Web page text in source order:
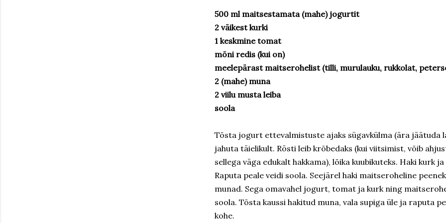
500 ml maitsestamata (mahe) jogurtit
2 väikest kurki
1 keskmine tomat
mõni redis (kui on)
meelepärast maitserohelist (tilli, murulauku, rukkolat,
2 (mahe) muna
2 viilu musta leiba
soola
Tõsta jogurt ettevalmistuste ajaks sügavkülma (ära jäätuda
jahuta täielikult. Rösti leib krõbedaks (kui viitsimist, võib
sellega väga edukalt hakkama), lõika kuubikuteks. Haki kurk
Raputa peale veidi soola. Seejärel haki maitseroheline
munad. Sega omavahel jogurt, tomat ja kurk ning
soola. Tõsta kaussi hakitud muna, vala supiga üle ja raputa
kohe.